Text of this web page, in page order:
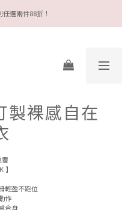
妳獨一無二的Bikini👙
妳獨一無二的Bikini👙
裸感自在
輕盈不跑位
作
合身